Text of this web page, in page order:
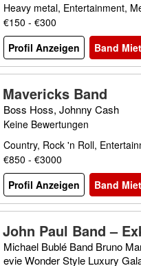
Heavy metal, Entertainment,
€150 - €300
Profil Anzeigen
Band
Mavericks Band
Boss Hoss, Johnny Cash
Keine Bewertungen
Country, Rock 'n Roll,
€850 - €3000
Profil Anzeigen
Band
John Paul Band –
and für Hochzeiten,
s
Michael Bublé Band Bruno
evie Wonder Style Luxury